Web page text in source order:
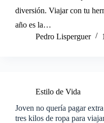
diversión. Viajar con tu
año es la…
Pedro Lisperguer
Estilo de Vida
Joven no quería pagar
tres kilos de ropa para